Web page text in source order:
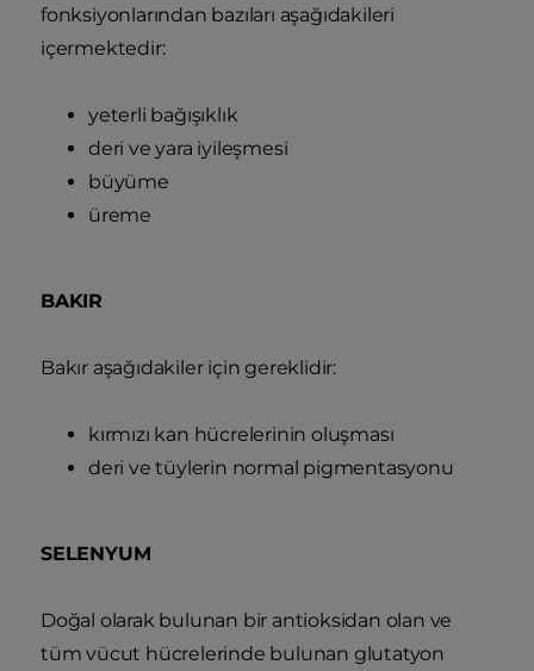
fonksiyonlarından bazıları aşağıdakileri
içermektedir:
yeterli bağışıklık
deri ve yara iyileşmesi
büyüme
üreme
BAKIR
Bakır aşağıdakiler için gereklidir:
kırmızı kan hücrelerinin oluşması
deri ve tüylerin normal pigmentasyonu
SELENYUM
Doğal olarak bulunan bir antioksidan olan ve
tüm vücut hücrelerinde bulunan glutatyon